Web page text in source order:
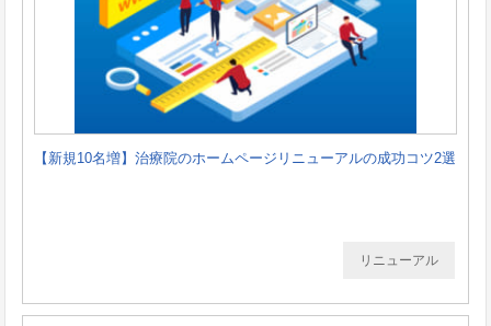
【新規10名増】治療院のホームページリニューアルの成功コツ2選
リニューアル